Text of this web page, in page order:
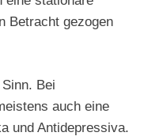
Betracht gezogen
Bei
auch eine
und Antidepressiva.